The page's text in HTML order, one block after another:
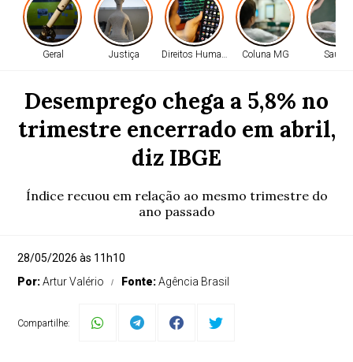
Geral Justiça Direitos Humanos Coluna MG Saúde
Desemprego chega a 5,8% no
trimestre encerrado em abril,
diz IBGE
Índice recuou em relação ao mesmo trimestre do
ano passado
28/05/2026 às 11h10
Por:Artur Valério Fonte:Agência Brasil
Compartilhe: